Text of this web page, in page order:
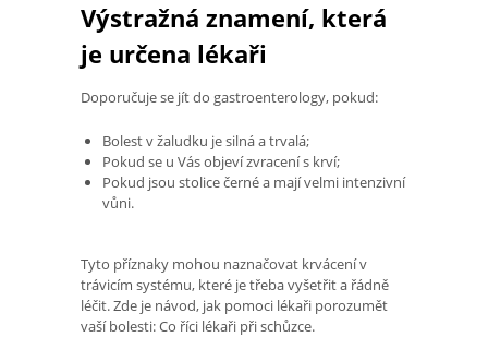
Výstražná znamení, která
je určena lékaři
Doporučuje se jít do gastroenterology, pokud:
Bolest v žaludku je silná a trvalá;
Pokud se u Vás objeví zvracení s krví;
Pokud jsou stolice černé a mají velmi intenzivní
vůni.
Tyto příznaky mohou naznačovat krvácení v
trávicím systému, které je třeba vyšetřit a řádně
léčit. Zde je návod, jak pomoci lékaři porozumět
vaší bolesti: Co říci lékaři při schůzce.